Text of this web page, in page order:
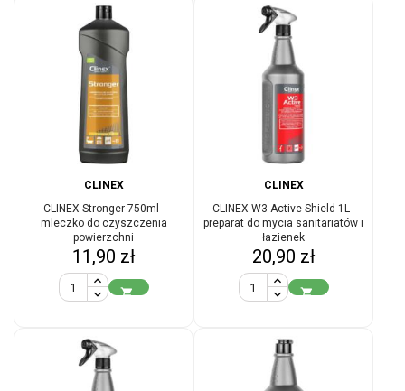
CLINEX
CLINEX Stronger 750ml -
mleczko do czyszczenia
powierzchni
Cena
11,90 zł

CLINEX
CLINEX W3 Active Shield 1L -
preparat do mycia sanitariatów i
łazienek
Cena
20,90 zł
